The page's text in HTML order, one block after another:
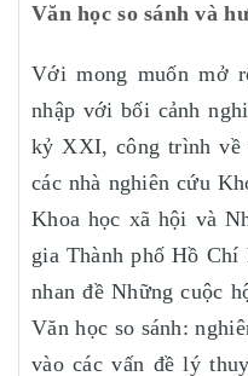
Văn học so sánh và
Với mong muốn mở
nhập với bối cảnh
kỷ XXI, công trình về
các nhà nghiên cứu
Khoa học xã hội và
gia Thành phố Hồ
nhan đề Những cuộc
Văn học so sánh:
vào các vấn đề lý